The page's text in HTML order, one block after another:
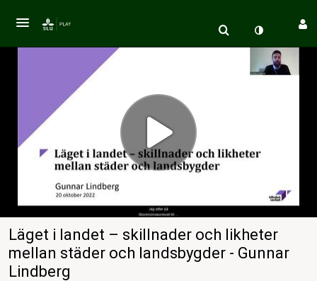
Läget i landet – skillnader och likheter
mellan städer och landsbygder - Gunnar
Lindberg